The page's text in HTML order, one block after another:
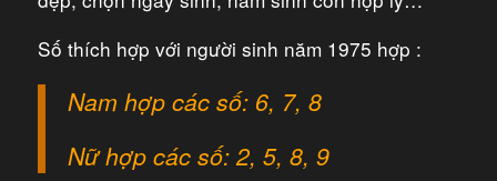
Số thích hợp với người sinh năm 1975 hợp :
Nam hợp các số: 6, 7, 8
Nữ hợp các số: 2, 5, 8, 9